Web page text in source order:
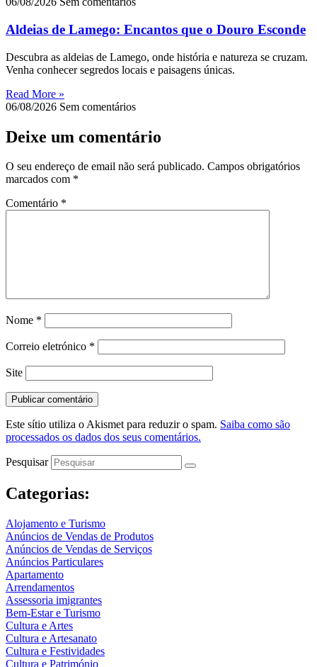
Aldeias de Lamego: Encantos que o Douro Esconde
Descubra as aldeias de Lamego, onde história e natureza se cruzam.
Venha conhecer segredos locais e paisagens únicas.
Read More »
06/08/2026 Sem comentários
Deixe um comentário
O seu endereço de email não será publicado. Campos obrigatórios
marcados com *
Comentário *
Nome *
Correio eletrónico *
Site
Este sítio utiliza o Akismet para reduzir o spam. Saiba como são
processados os dados dos seus comentários.
Pesquisar
Categorias:
Alojamento e Turismo
Anúncios de Vendas de Produtos
Anúncios de Vendas de Serviços
Anúncios Particulares
Apartamento
Arrendamentos
Assessoria imigrantes
Bem-Estar e Turismo
Cultura e Artes
Cultura e Artesanato
Cultura e Festividades
Cultura e Património